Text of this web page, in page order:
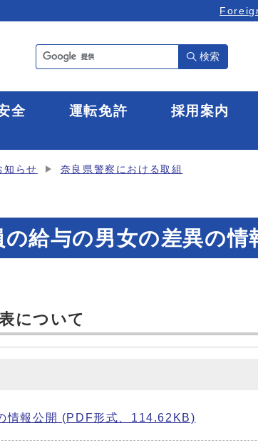
検索
全 運転免許 採用案内
知らせ 奈良県警察における取組
給与の男女の差異の情
について
情報公開 (PDF形式、114.62KB)